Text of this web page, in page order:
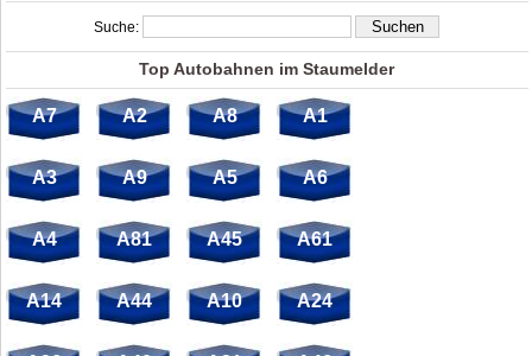
Suche:
Top Autobahnen im Staumelder
A7 A2 A8 A1
A3 A9 A5 A6
A4 A81 A45 A61
A14 A44 A10 A24